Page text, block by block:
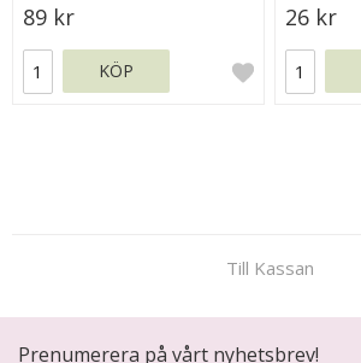
89 kr
KÖP
26 kr
Till Kassan
Prenumerera på vårt nyhetsbrev!